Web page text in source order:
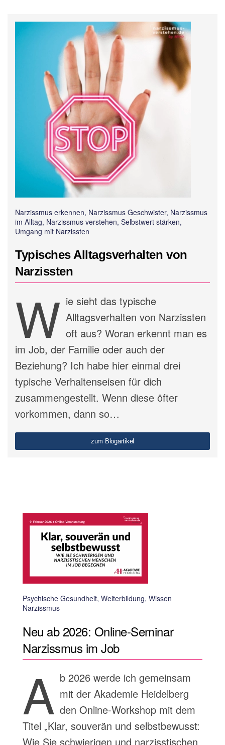
Narzissmus erkennen, Narzissmus Geschwister, Narzissmus
im Alltag, Narzissmus verstehen, Selbstwert stärken,
Umgang mit Narzissten
Typisches Alltagsverhalten von
Narzissten
W ie sieht das typische
Alltagsverhalten von Narzissten
oft aus? Woran erkennt man es
im Job, der Familie oder auch der
Beziehung? Ich habe hier einmal drei
typische Verhaltenseisen für dich
zusammengestellt. Wenn diese öfter
vorkommen, dann so…
zum Blogartikel
Psychische Gesundheit, Weiterbildung, Wissen
Narzissmus
Neu ab 2026: Online-Seminar
Narzissmus im Job
A b 2026 werde ich gemeinsam
mit der Akademie Heidelberg
den Online-Workshop mit dem
Titel „Klar, souverän und selbstbewusst:
Wie Sie schwierigen und narzisstischen